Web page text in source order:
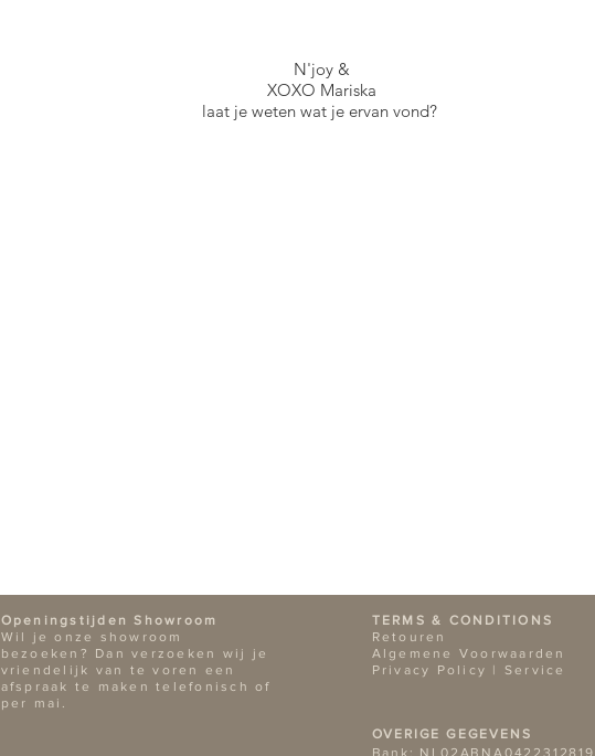
N'joy &
XOXO Mariska
laat je weten wat je ervan vond?
Openingstijden Showroom
Wil je onze showroom
bezoeken? Dan verzoeken wij je
vriendelijk van te voren een
afspraak te maken telefonisch of
per mai.
TERMS & CONDITIONS
Retouren
Algemene Voorwaarden
Privacy Policy | Service
OVERIGE GEGEVENS